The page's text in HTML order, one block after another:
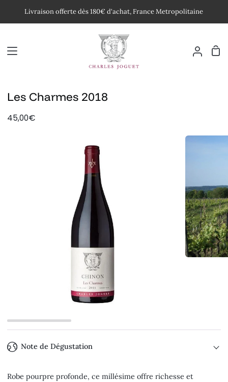
Livraison offerte dès 180€ d'achat, France Metropolitaine
Mon
Les Charmes 2018
45,00€
Note de Dégustation
Robe pourpre profonde, ce millésime offre richesse et